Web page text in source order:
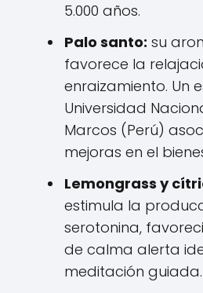
5.000 años.
Palo santo: su
favorece la
enraizamiento. Un
Universidad
Marcos (Perú)
mejoras en el
Lemongrass y
estimula la
serotonina,
de calma alerta
meditación guiada.